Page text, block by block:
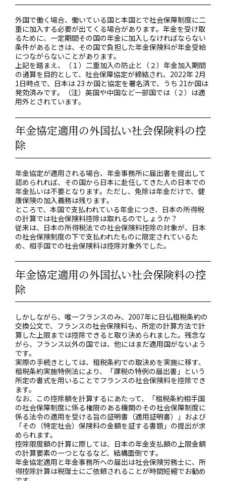
外国で働く場合、働いている国と本国とで社会保障制度に二
重に加入する必要が出てくる場合があります。年金を受け取
るために、一定期間その国の年金に加入しなければならない
条件があるときは、その国で負担した年金保険料が年金受給
につながらないことがあります。
上記を踏まえ、（１）二重加入の防止と（２）年金加入期間
の通算を目的として、社会保障協定が締結され、2022年 2月
1日時点で、日本は 23 か国と協定を署名済で、うち 21か国は
発効済みです。（注）英国や中国など一部国では（２）は適
用外とされています。
年金協定適用の外国払い社会保険料の控
除
年金協定が適用される場合、年金事務所に届出書を提出して
認められれば、その国から日本に赴任してきた人の日本での
年金払いは不要となります。ただし、免除は年金だけで、健
康保険の加入義務は残ります。
ところで、本国で支払われている年金につき、日本の所得税
の計算では社会保険料控除は取れるのでしょうか？
従来は、日本の所得税法での社会保険料控除の対象が、日本
の社会保険制度の下で支払われたものに限定されているた
め、相手国での社会保険料は控除対象外でした。
年金協定適用の外国払い社会保険料の控
除
しかしながら、唯一フランスのみ、2007年に日仏租税条約の
交換公文で、フランスの社会保険料も、所定の計算方法で計
算した上限までは控除できると取り決められました。残念な
がら、フランス以外の国では、他にはまだ適用国がないよう
です。
実際の手続きとしては、租税条約での取決めを実施に移す、
租税条約実施特例法により、「課税の特例の届出書」という
所定の書式を用いることでフランスの社会保険料を控除でき
ます。
なお、この控除額を計算するにあたって、「租税条約相手国
の社会保障制度に係る権限のある機関のその社会保障制度に
係る法令の適用を受ける旨の証明書（適用証明書）」および
「その（特定社会）保険料の金額を証する書類」の提出が求
められます。
控除限度額の計算に際しては、日本の年金支払額の上限金額
の計算要素の一つとなるなど、結構面倒です。
年金協定適用と年金事務所への届出は社会保険労務士に、所
得控除計算は税理士にご依頼されることが時間短縮でお勧め